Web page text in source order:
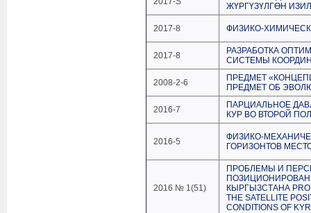
ЖҮРГҮЗҮЛГӨН
2017-8 ФИЗИКО-
2017-8
РАЗРАБОТКА
СИСТЕМЫ
2008-2-6
ПРЕДМЕТ
ПРЕДМЕТ ОБ
2016-7
ПАРЦИАЛЬНОЕ
КУР ВО ВТОРОЙ
2016-5
ФИЗИКО-
ГОРИЗОНТОВ
2016 № 1(51)
ПРОБЛЕМЫ И
КЫРГЫЗСТАНА
THE SATELLITE
CONDITIONS OF